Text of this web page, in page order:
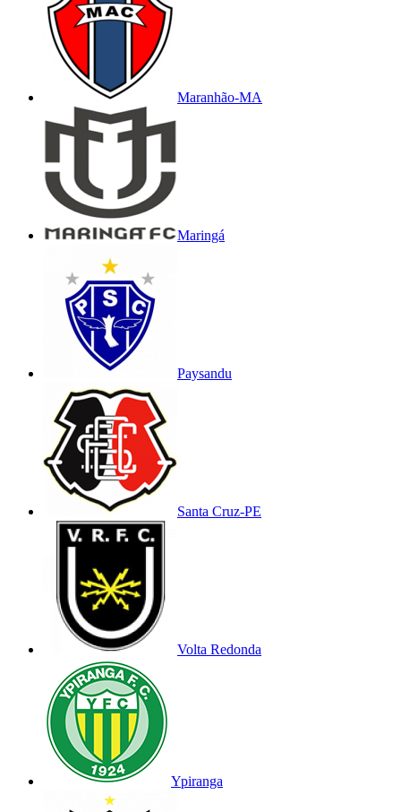
Maranhão-MA
Maringá
Paysandu
Santa Cruz-PE
Volta Redonda
Ypiranga